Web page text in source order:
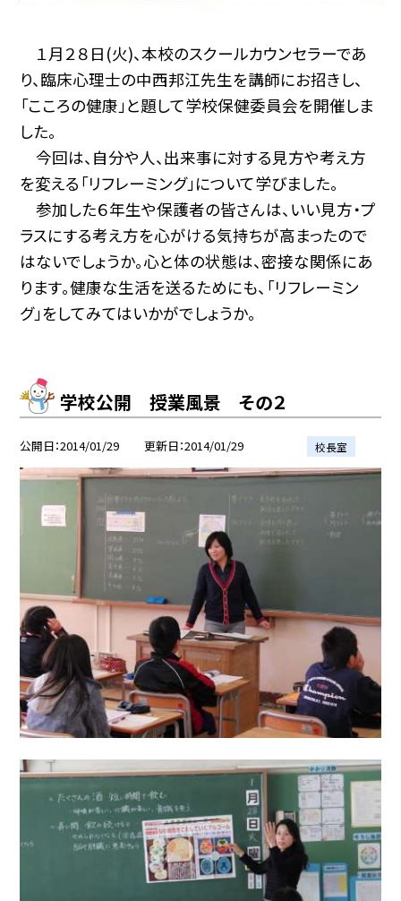
１月２８日(火)、本校のスクールカウンセラーであ
り、臨床心理士の中西邦江先生を講師にお招きし、
「こころの健康」と題して学校保健委員会を開催しま
した。
今回は、自分や人、出来事に対する見方や考え方
を変える「リフレーミング」について学びました。
参加した６年生や保護者の皆さんは、いい見方・プ
ラスにする考え方を心がける気持ちが高まったので
はないでしょうか。心と体の状態は、密接な関係にあ
ります。健康な生活を送るためにも、「リフレーミン
グ」をしてみてはいかがでしょうか。
学校公開 授業風景 その２
公開日 2014/01/29 更新日 2014/01/29 校長室